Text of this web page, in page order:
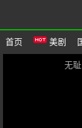
首页 美剧
无